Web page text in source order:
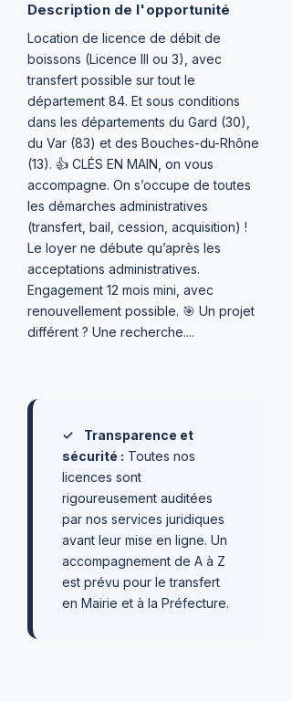
Description de l'opportunité
Location de licence de débit de
boissons (Licence III ou 3), avec
transfert possible sur tout le
département 84. Et sous conditions
dans les départements du Gard (30),
du Var (83) et des Bouches-du-Rhône
(13). 👍 CLÉS EN MAIN, on vous
accompagne. On s’occupe de toutes
les démarches administratives
(transfert, bail, cession, acquisition) !
Le loyer ne débute qu’après les
acceptations administratives.
Engagement 12 mois mini, avec
renouvellement possible. 🎯 Un projet
différent ? Une recherche....
✓
Transparence et
sécurité : Toutes nos
licences sont
rigoureusement auditées
par nos services juridiques
avant leur mise en ligne. Un
accompagnement de A à Z
est prévu pour le transfert
en Mairie et à la Préfecture.